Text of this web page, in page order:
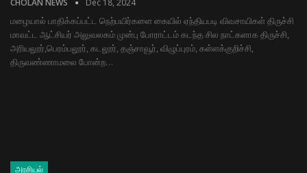
மழையால் பாதிக்கப்பட்ட நெற்பயிர்களை கையில் ஏந்தியபடி விவசாயிகள் திருச்சி
மாவட்ட ஆட்சியர் அலுவலகம் முன்பு போராட்டம் கடந்த சில நாட்களாக திருச்சி,
அரியலூர்,பெரம்பலூர், கடலூர், தஞ்சாவூர், விழுப்புரம், கள்ளக்குறிச்சி,
திருவண்ணாமலை போன்ற…
அரசியல்